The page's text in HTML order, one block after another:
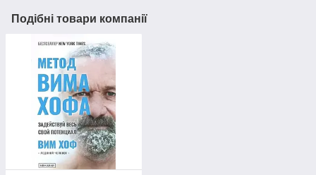
Подібні товари компанії